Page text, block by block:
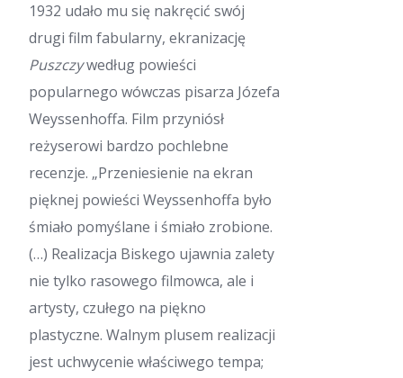
1932 udało mu się nakręcić swój
drugi film fabularny, ekranizację
Puszczywedług powieści
popularnego wówczas pisarza Józefa
Weyssenhoffa. Film przyniósł
reżyserowi bardzo pochlebne
recenzje. „Przeniesienie na ekran
pięknej powieści Weyssenhoffa było
śmiało pomyślane i śmiało zrobione.
(…) Realizacja Biskego ujawnia zalety
nie tylko rasowego filmowca, ale i
artysty, czułego na piękno
plastyczne. Walnym plusem realizacji
jest uchwycenie właściwego tempa;